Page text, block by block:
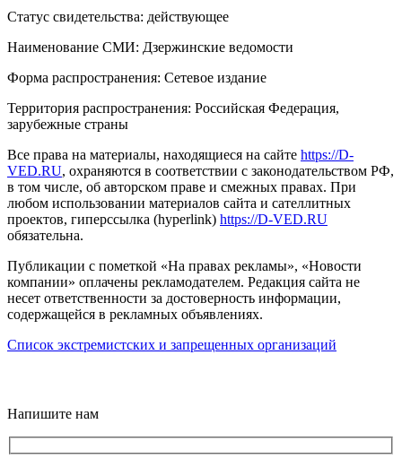
Статус свидетельства: действующее
Наименование СМИ: Дзержинские ведомости
Форма распространения: Сетевое издание
Территория распространения: Российская Федерация,
зарубежные страны
Все права на материалы, находящиеся на сайте https://D-
VED.RU, охраняются в соответствии с законодательством РФ,
в том числе, об авторском праве и смежных правах. При
любом использовании материалов сайта и сателлитных
проектов, гиперссылка (hyperlink) https://D-VED.RU
обязательна.
Публикации с пометкой «На правах рекламы», «Новости
компании» оплачены рекламодателем. Редакция сайта не
несет ответственности за достоверность информации,
содержащейся в рекламных объявлениях.
Список экстремистских и запрещенных организаций
Напишите нам